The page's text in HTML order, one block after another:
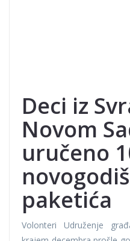
Deci iz
Novom
uručeno
paketića
Volonteri Udruženje